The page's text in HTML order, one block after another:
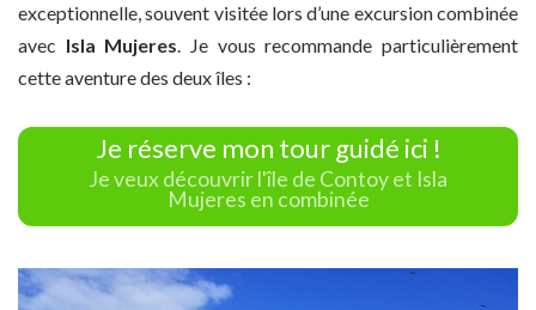
exceptionnelle, souvent visitée lors d’une excursion combinée
avec Isla Mujeres. Je vous recommande particulièrement
cette aventure des deux îles :
Je réserve mon tour guidé ici !
Je veux découvrir l'île de Contoy et Isla
Mujeres en combinée